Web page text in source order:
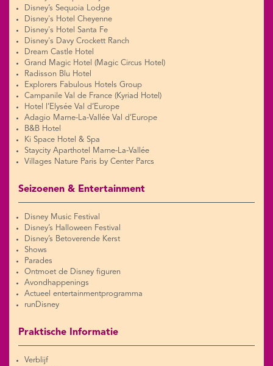
Disney’s Sequoia Lodge
Disney's Hotel Cheyenne
Disney's Hotel Santa Fe
Disney's Davy Crockett Ranch
Dream Castle Hotel
Grand Magic Hotel (Magic Circus Hotel)
Radisson Blu Hotel
Explorers Fabulous Hotels Group
Campanile Val de France (Kyriad Hotel)
Hotel l’Elysée Val d’Europe
Adagio Marne-La-Vallée Val d’Europe
B&B Hotel
Ki Space Hotel & Spa
Staycity Aparthotel Marne-La-Vallée
Villages Nature Paris by Center Parcs
Seizoenen & Entertainment
Disney Music Festival
Disney’s Halloween Festival
Disney’s Betoverende Kerst
Shows
Parades
Ontmoet de Disney figuren
Avondhappenings
Actueel entertainmentprogramma
runDisney
Praktische Informatie
Verblijf